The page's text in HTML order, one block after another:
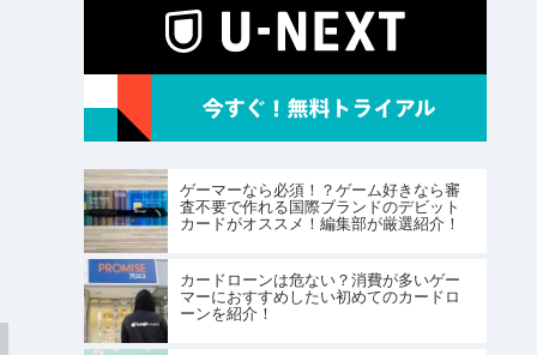
ゲーマーなら必須！？ゲーム好きなら審
査不要で作れる国際ブランドのデビット
カードがオススメ！編集部が厳選紹介！
カードローンは危ない？消費が多いゲー
マーにおすすめしたい初めてのカードロ
ーンを紹介！